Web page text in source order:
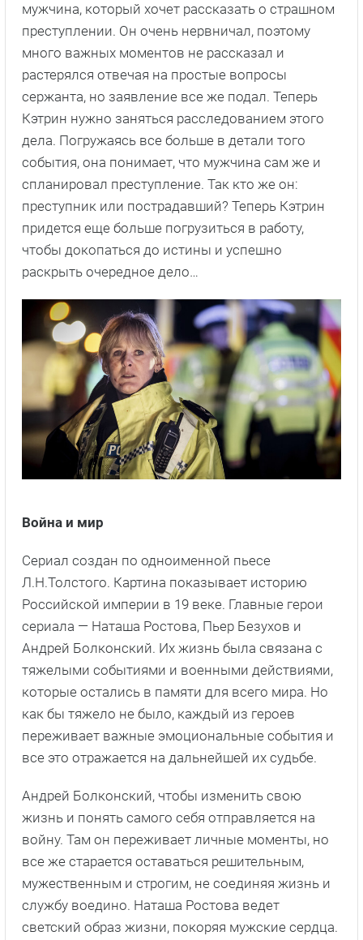
мужчина, который хочет рассказать о страшном
преступлении. Он очень нервничал, поэтому
много важных моментов не рассказал и
растерялся отвечая на простые вопросы
сержанта, но заявление все же подал. Теперь
Кэтрин нужно заняться расследованием этого
дела. Погружаясь все больше в детали того
события, она понимает, что мужчина сам же и
спланировал преступление. Так кто же он:
преступник или пострадавший? Теперь Кэтрин
придется еще больше погрузиться в работу,
чтобы докопаться до истины и успешно
раскрыть очередное дело…
Война и мир
Сериал создан по одноименной пьесе
Л.Н.Толстого. Картина показывает историю
Российской империи в 19 веке. Главные герои
сериала — Наташа Ростова, Пьер Безухов и
Андрей Болконский. Их жизнь была связана с
тяжелыми событиями и военными действиями,
которые остались в памяти для всего мира. Но
как бы тяжело не было, каждый из героев
переживает важные эмоциональные события и
все это отражается на дальнейшей их судьбе.
Андрей Болконский, чтобы изменить свою
жизнь и понять самого себя отправляется на
войну. Там он переживает личные моменты, но
все же старается оставаться решительным,
мужественным и строгим, не соединяя жизнь и
службу воедино. Наташа Ростова ведет
светский образ жизни, покоряя мужские сердца.